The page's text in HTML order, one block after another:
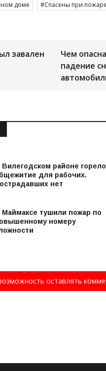
доме Спасены при пожаре
завален
Чем
падение
Вилегодском районе горело
для рабочих.
нет
Маймаксе тушили пожар по
номеру
оставлять